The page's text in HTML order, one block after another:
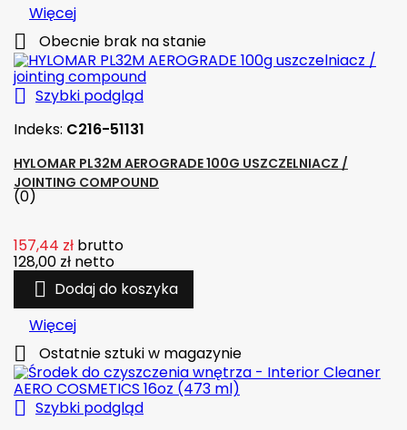
Więcej
 Obecnie brak na stanie
 Szybki podgląd
Indeks: C216-51131
HYLOMAR PL32M AEROGRADE 100G USZCZELNIACZ /
JOINTING COMPOUND
(0)
157,44 zł brutto
128,00 zł netto
 Dodaj do koszyka
Więcej
 Ostatnie sztuki w magazynie
 Szybki podgląd